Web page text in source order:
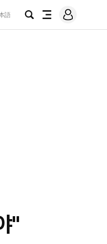
語
검
전
메
그
"